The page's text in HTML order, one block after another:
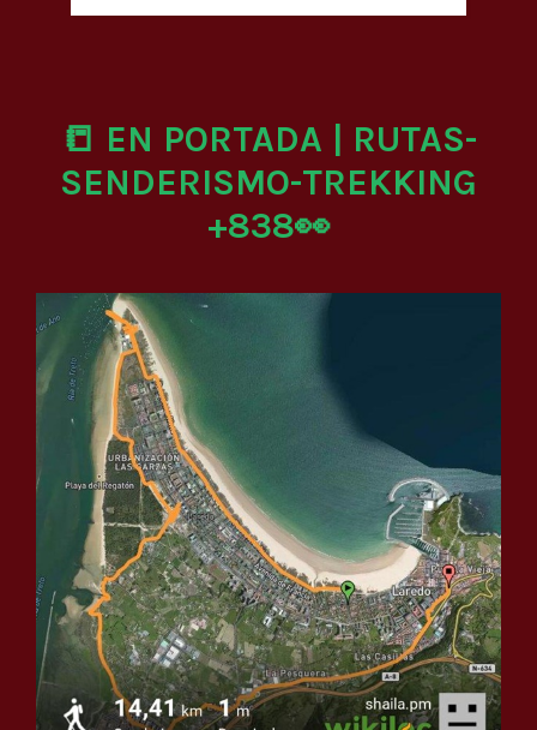
📒 EN PORTADA | RUTAS-
SENDERISMO-TREKKING
+838👀